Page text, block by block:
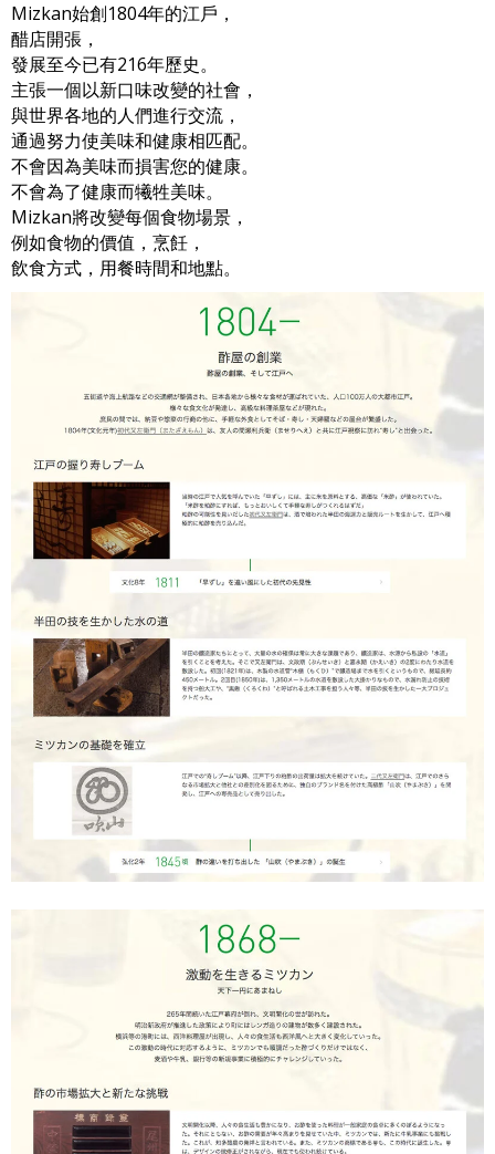
Mizkan始創1804年的江戶，
醋店開張，
發展至今已有216年歷史。
主張一個以新口味改變的社會，
與世界各地的人們進行交流，
通過努力使美味和健康相匹配。
不會因為美味而損害您的健康。
不會為了健康而犧牲美味。
Mizkan將改變每個食物場景，
例如食物的價值，烹飪，
飲食方式，用餐時間和地點。